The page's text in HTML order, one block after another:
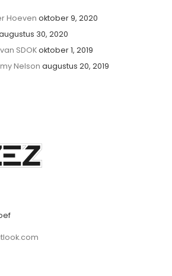
Hoeven oktober 9, 2020
30, 2020
SDOKoktober 1, 2019
Nelson augustus 20, 2019